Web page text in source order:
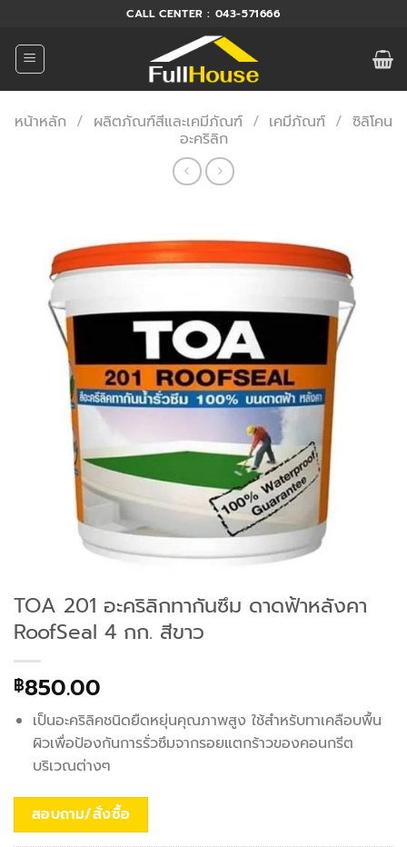
ยัง
เนื้อหา
CALL CENTER : 043-571666
หน้าหลัก / ผลิตภัณฑ์สีและเคมีภัณฑ์ / เคมีภัณฑ์ / ซิลิโคน
อะคริลิก
TOA 201 อะคริลิกทากันซึม ดาดฟ้าหลังคา
RoofSeal 4 กก. สีขาว
฿850.00
เป็นอะคริลิคชนิดยืดหยุ่นคุณภาพสูง ใช้สำหรับทาเคลือบพื้น
ผิวเพื่อป้องกันการรั่วซึมจากรอยแตกร้าวของคอนกรีต
บริเวณต่างๆ
สอบถาม/สั่งซื้อ